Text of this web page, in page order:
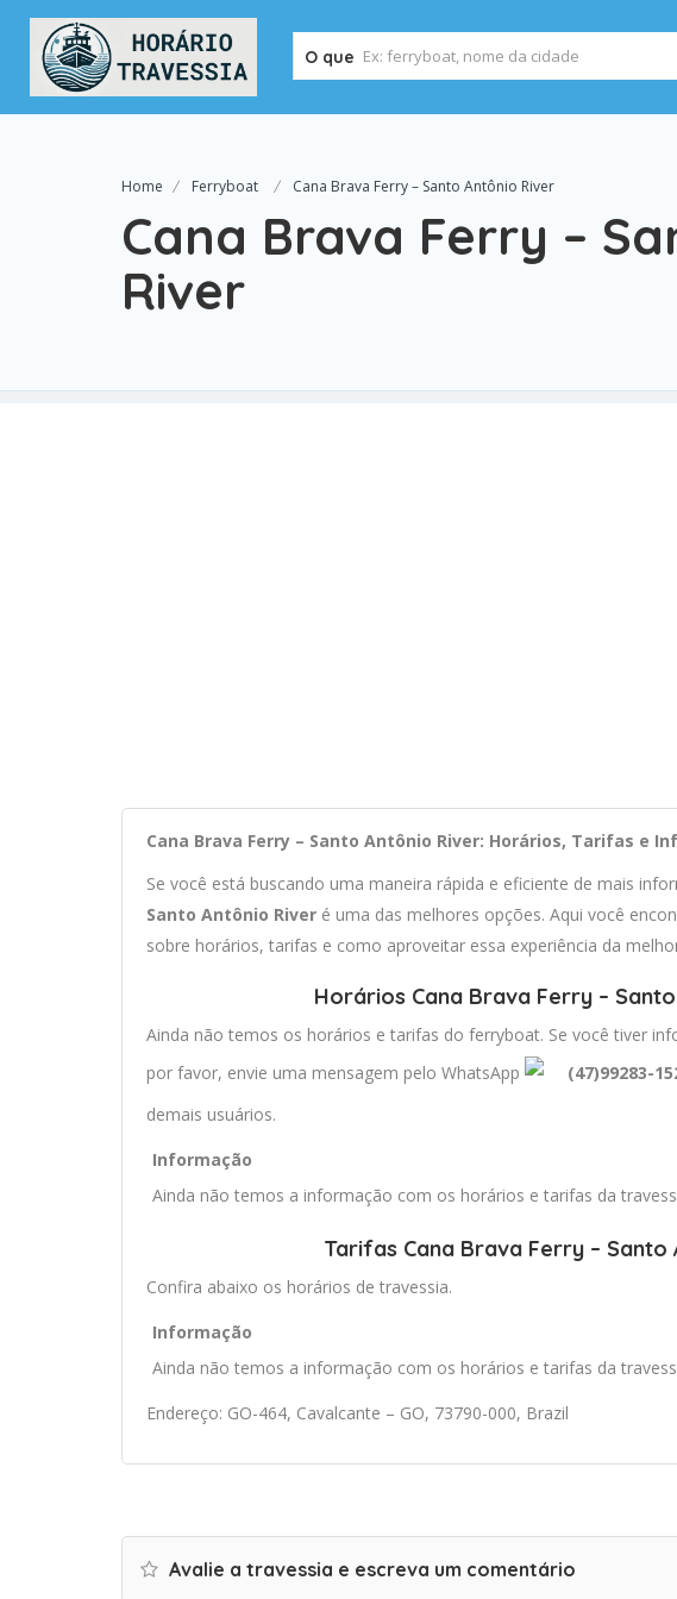
O que
Home Ferryboat Cana Brava Ferry – Santo Antônio River
Cana Brava Ferry –
River
Cana Brava Ferry – Santo Antônio River: Horários, Tarifas e
Se você está buscando uma maneira rápida e eficiente de mais
Santo Antônio River é uma das melhores opções. Aqui você
sobre horários, tarifas e como aproveitar essa experiência da
Horários Cana Brava Ferry –
Ainda não temos os horários e tarifas do ferryboat. Se você tiver
por favor, envie uma mensagem pelo WhatsApp
(47)99283-
demais usuários.
Informação
Ainda não temos a informação com os horários e tarifas da
Tarifas Cana Brava Ferry – Santo
Confira abaixo os horários de travessia.
Informação
Ainda não temos a informação com os horários e tarifas da
Endereço: GO-464, Cavalcante – GO, 73790-000, Brazil
Avalie a travessia e escreva um comentário